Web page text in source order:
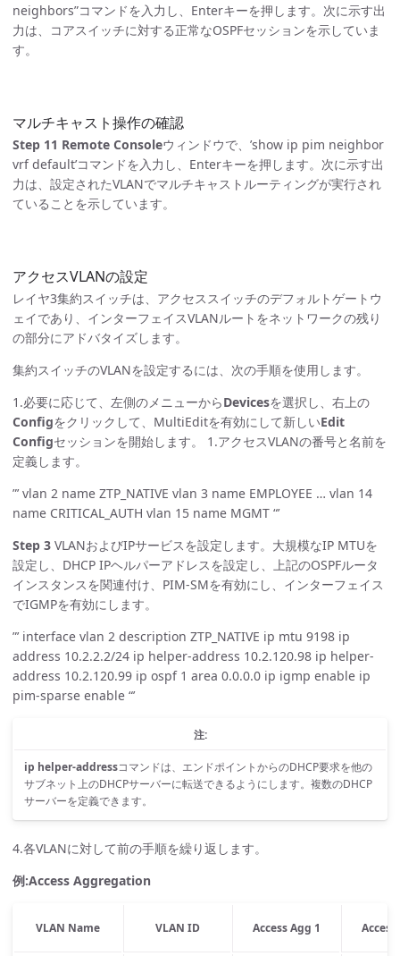
neighbors”コマンドを入力し、Enterキーを押します。次に示す出
力は、コアスイッチに対する正常なOSPFセッションを示していま
す。
マルチキャスト操作の確認
Step 11 Remote Consoleウィンドウで、’show ip pim neighbor
vrf default’コマンドを入力し、Enterキーを押します。次に示す出
力は、設定されたVLANでマルチキャストルーティングが実行され
ていることを示しています。
アクセスVLANの設定
レイヤ3集約スイッチは、アクセススイッチのデフォルトゲートウ
ェイであり、インターフェイスVLANルートをネットワークの残り
の部分にアドバタイズします。
集約スイッチのVLANを設定するには、次の手順を使用します。
1.必要に応じて、左側のメニューからDevicesを選択し、右上の
Configをクリックして、MultiEditを有効にして新しいEdit
Configセッションを開始します。 1.アクセスVLANの番号と名前を
定義します。
”’ vlan 2 name ZTP_NATIVE vlan 3 name EMPLOYEE … vlan 14
name CRITICAL_AUTH vlan 15 name MGMT “’
Step 3 VLANおよびIPサービスを設定します。大規模なIP MTUを
設定し、DHCP IPヘルパーアドレスを設定し、上記のOSPFルータ
インスタンスを関連付け、PIM-SMを有効にし、インターフェイス
でIGMPを有効にします。
”’ interface vlan 2 description ZTP_NATIVE ip mtu 9198 ip
address 10.2.2.2/24 ip helper-address 10.2.120.98 ip helper-
address 10.2.120.99 ip ospf 1 area 0.0.0.0 ip igmp enable ip
pim-sparse enable “’
注:
ip helper-addressコマンドは、エンドポイントからのDHCP要求を他の
サブネット上のDHCPサーバーに転送できるようにします。複数のDHCP
サーバーを定義できます。
4.各VLANに対して前の手順を繰り返します。
例:Access Aggregation
VLAN Name VLAN ID Access Agg 1